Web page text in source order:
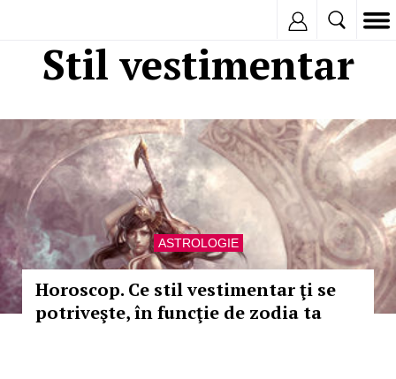
Stil vestimentar
ASTROLOGIE
Horoscop. Ce stil vestimentar ţi se
potriveşte, în funcţie de zodia ta